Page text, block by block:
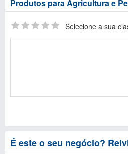
Produtos para Agricultura e
Selecione a sua
É este o seu negócio?